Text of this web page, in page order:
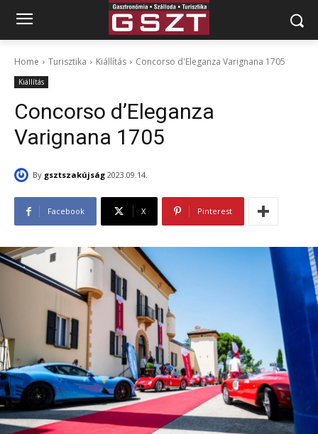
Home Turisztika Kiállítás Concorso d'Eleganza Varignana 1705
Kiállítás
Concorso d’Eleganza
Varignana 1705
By gsztszakújság 2023.09.14.
Facebook X Pinterest